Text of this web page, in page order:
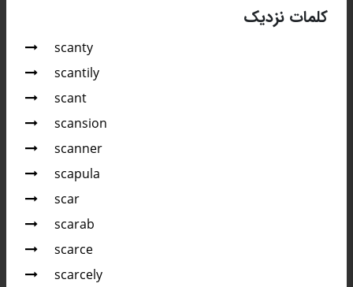
کلمات نزدیک
scanty
scantily
scant
scansion
scanner
scapula
scar
scarab
scarce
scarcely